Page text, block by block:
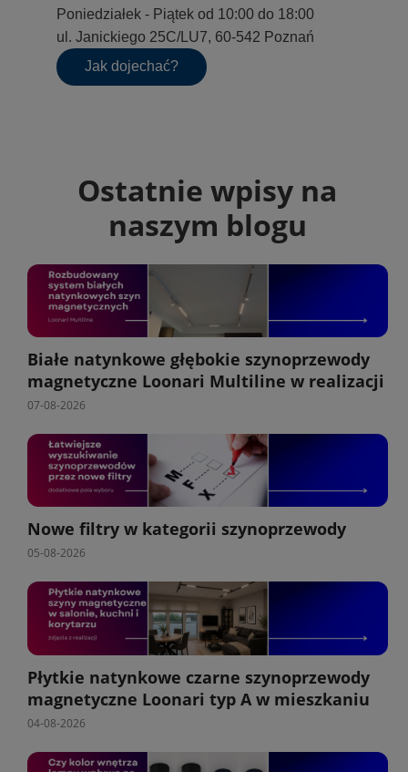
Poniedziałek - Piątek od 10:00 do 18:00
ul. Janickiego 25C/LU7, 60-542 Poznań
Jak dojechać?
Ostatnie wpisy na
naszym blogu
Białe natynkowe głębokie szynoprzewody
magnetyczne Loonari Multiline w realizacji
07-08-2026
Nowe filtry w kategorii szynoprzewody
05-08-2026
Płytkie natynkowe czarne szynoprzewody
magnetyczne Loonari typ A w mieszkaniu
04-08-2026